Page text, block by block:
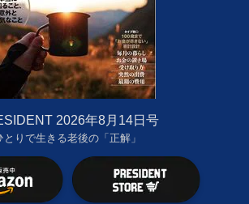
2026年8月14日号
とりで生きる老後の「正解」